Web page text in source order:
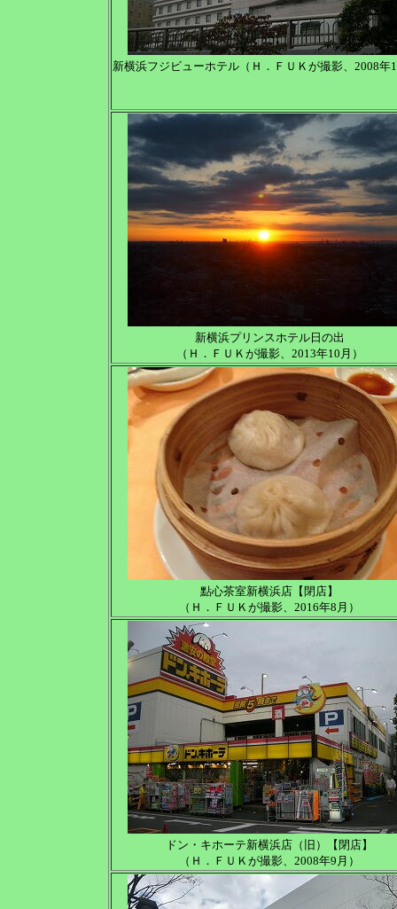
新横浜フジビューホテル（Ｈ．ＦＵＫが撮影、2008年
新横浜プリンスホテル日の出
（Ｈ．ＦＵＫが撮影、2013年10月）
點心茶室新横浜店【閉店】
（Ｈ．ＦＵＫが撮影、2016年8月）
ドン・キホーテ新横浜店（旧）【閉店】
（Ｈ．ＦＵＫが撮影、2008年9月）